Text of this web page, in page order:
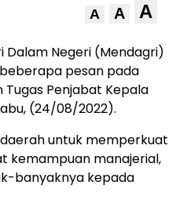
A A A
Dalam Negeri (Mendagri)
pesan pada
Tugas Penjabat Kepala
(24/08/2022).
untuk memperkuat
kemampuan manajerial,
banyaknya kepada